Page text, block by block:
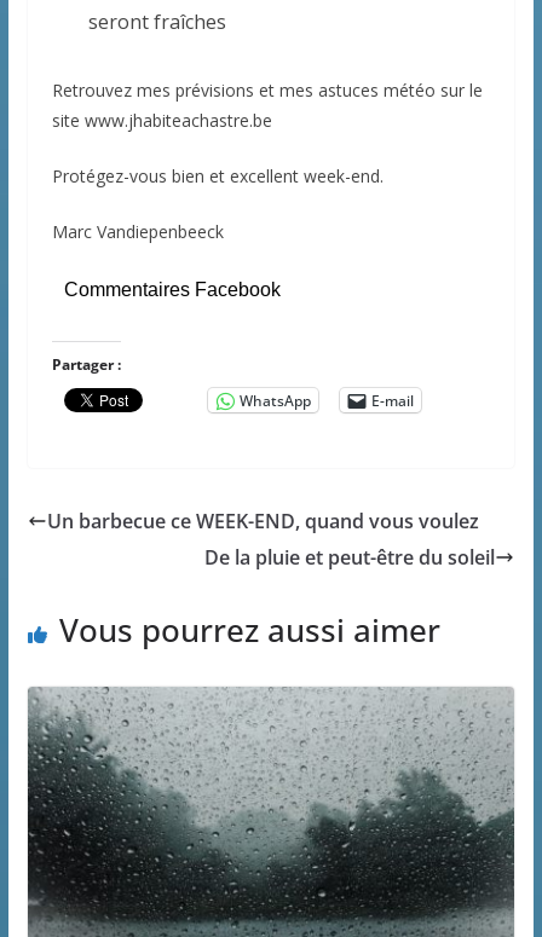
seront fraîches
Retrouvez mes prévisions et mes astuces météo sur le
site www.jhabiteachastre.be
Protégez-vous bien et excellent week-end.
Marc Vandiepenbeeck
Commentaires Facebook
Partager :
WhatsApp
E-mail
Un barbecue ce WEEK-END, quand vous voulez
De la pluie et peut-être du soleil
Vous pourrez aussi aimer